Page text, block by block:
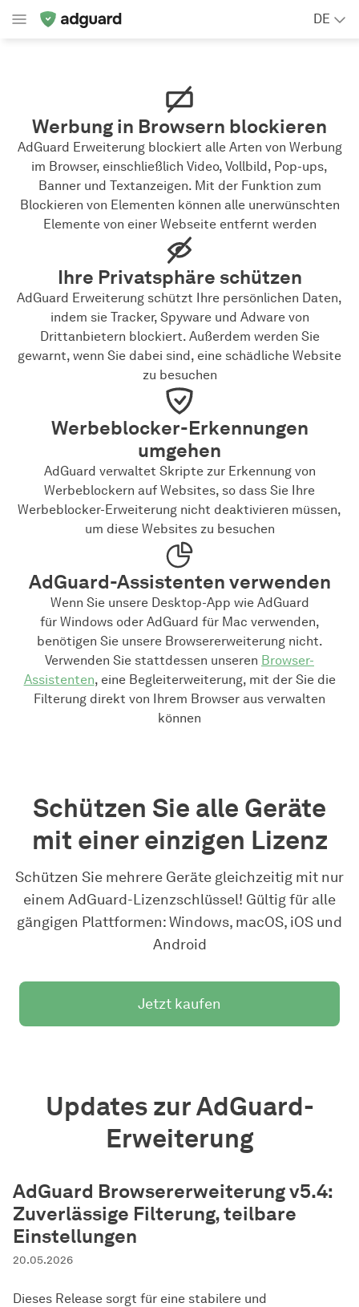
DE
Werbung in Browsern blockieren
AdGuard Erweiterung blockiert alle Arten von Werbung
im Browser, einschließlich Video, Vollbild, Pop-ups,
Banner und Textanzeigen. Mit der Funktion zum
Blockieren von Elementen können alle unerwünschten
Elemente von einer Webseite entfernt werden
Ihre Privatsphäre schützen
AdGuard Erweiterung schützt Ihre persönlichen Daten,
indem sie Tracker, Spyware und Adware von
Drittanbietern blockiert. Außerdem werden Sie
gewarnt, wenn Sie dabei sind, eine schädliche Website
zu besuchen
Werbeblocker-Erkennungen
umgehen
AdGuard verwaltet Skripte zur Erkennung von
Werbeblockern auf Websites, so dass Sie Ihre
Werbeblocker-Erweiterung nicht deaktivieren müssen,
um diese Websites zu besuchen
AdGuard-Assistenten verwenden
Wenn Sie unsere Desktop-App wie AdGuard
für Windows oder AdGuard für Mac verwenden,
benötigen Sie unsere Browsererweiterung nicht.
Verwenden Sie stattdessen unseren Browser-
Assistenten, eine Begleiterweiterung, mit der Sie die
Filterung direkt von Ihrem Browser aus verwalten
können
Schützen Sie alle Geräte
mit einer einzigen Lizenz
Schützen Sie mehrere Geräte gleichzeitig mit nur
einem AdGuard-Lizenzschlüssel! Gültig für alle
gängigen Plattformen: Windows, macOS, iOS und
Android
Jetzt kaufen
Updates zur AdGuard-
Erweiterung
AdGuard Browsererweiterung v5.4:
Zuverlässige Filterung, teilbare
Einstellungen
20.05.2026
Dieses Release sorgt für eine stabilere und